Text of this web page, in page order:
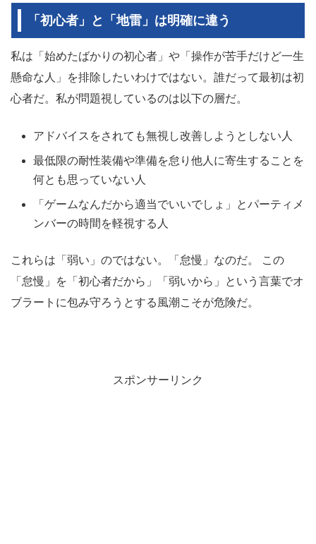
「初心者」と「地雷」は明確に違う
私は「始めたばかりの初心者」や「操作が苦手だけど一生
懸命な人」を排除したいわけではない。誰だって最初は初
心者だ。私が問題視しているのは以下の層だ。
アドバイスをされても無視し改善しようとしない人
最低限の耐性装備や準備を怠り他人に寄生することを
何とも思っていない人
「ゲームなんだから適当でいいでしょ」とパーティメ
ンバーの時間を軽視する人
これらは「弱い」のではない。「怠慢」なのだ。 この
「怠慢」を「初心者だから」「弱いから」という言葉でオ
ブラートに包み守ろうとする風潮こそが危険だ。
スポンサーリンク